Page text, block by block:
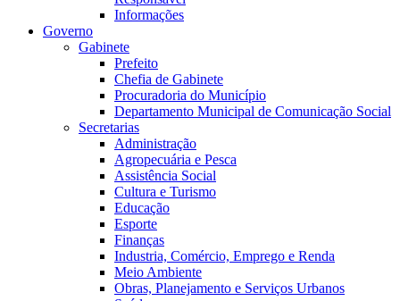
Informações
Governo
Gabinete
Prefeito
Chefia de Gabinete
Procuradoria do Município
Departamento Municipal de Comunicação Social
Secretarias
Administração
Agropecuária e Pesca
Assistência Social
Cultura e Turismo
Educação
Esporte
Finanças
Industria, Comércio, Emprego e Renda
Meio Ambiente
Obras, Planejamento e Serviços Urbanos